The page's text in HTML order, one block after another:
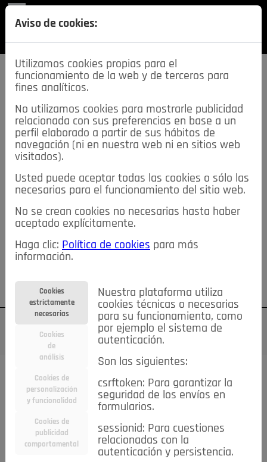
SECCIONES
descarga esta
REVISTA
≡NOTICIAS
NOTICIAS SERVICIOS DE INTERÉS
TABLÓN DE ANUNCIOS MIS ANUNCIOS CONTACTO
NOSOTROS
Su cuenta Regístrese ¿Olvidó su contraseña?
TODAS Deporte Bicicletas Deportes y Ocio
Electrodomésticos
Niños y Bebés Inmobiliaria Construcción y Reformas
Moda Accesorios Ropa Motor
Aviso de cookies:
Utilizamos cookies propias para el
funcionamiento de la web y de terceros para
fines analíticos.
No utilizamos cookies para mostrarle publicidad
relacionada con sus preferencias en base a un
perfil elaborado a partir de sus hábitos de
navegación (ni en nuestra web ni en sitios web
visitados).
Usted puede aceptar todas las cookies o sólo las
necesarias para el funcionamiento del sitio web.
No se crean cookies no necesarias hasta haber
aceptado explícitamente.
Haga clic: Política de cookies para más
información.
Cookies
estrictamente
necesarias
Cookies
de
análisis
Cookies de
personalización
y funcionalidad
Cookies de
publicidad
comportamental
Nuestra plataforma utiliza
cookies técnicas o necesarias
para su funcionamiento, como
por ejemplo el sistema de
autenticación.
Son las siguientes:
csrftoken: Para garantizar la
seguridad de los envíos en
formularios.
sessionid: Para cuestiones
relacionadas con la
autenticación y persistencia.